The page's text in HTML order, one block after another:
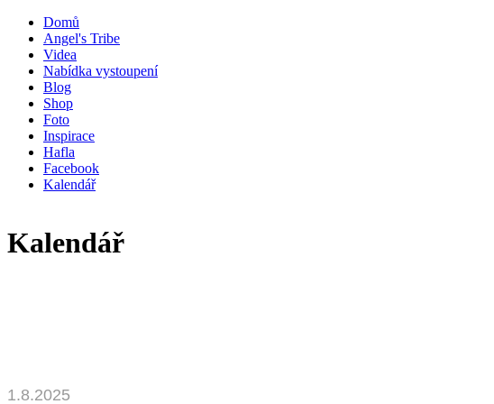
Domů
Angel's Tribe
Videa
Nabídka vystoupení
Blog
Shop
Foto
Inspirace
Hafla
Facebook
Kalendář
Kalendář
1.8.2025